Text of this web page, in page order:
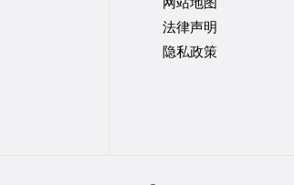
法律声明
隐私政策